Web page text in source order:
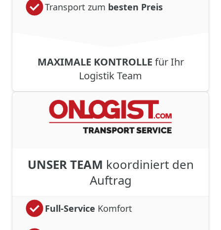
Transport zum besten Preis
MAXIMALE KONTROLLE für Ihr
Logistik Team
UNSER TEAM koordiniert den
Auftrag
Full-Service Komfort